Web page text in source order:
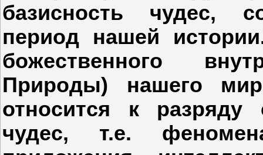
базисность чудес,
период нашей
божественного
Природы) нашего
относится к разряду
чудес, т.е.